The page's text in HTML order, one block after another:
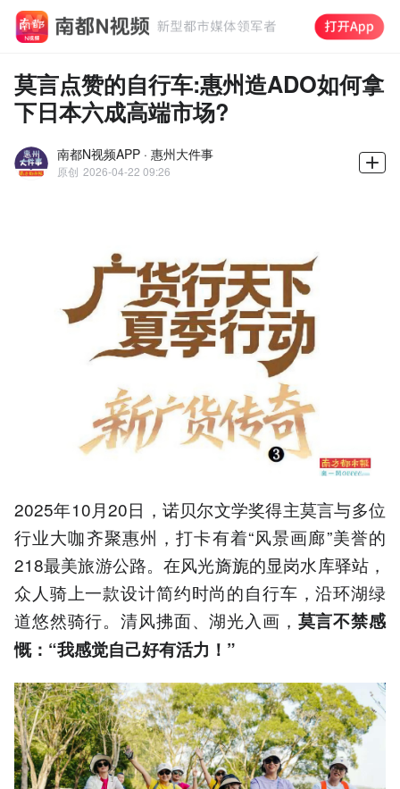
莫言点赞的自行车:惠州造ADO如何拿
下日本六成高端市场?
南都N视频APP · 惠州大件事
原创 2026-04-22 09:26
2025年10月20日，诺贝尔文学奖得主莫言与多位
行业大咖齐聚惠州，打卡有着“风景画廊”美誉的
218最美旅游公路。在风光旖旎的显岗水库驿站，
众人骑上一款设计简约时尚的自行车，沿环湖绿
道悠然骑行。清风拂面、湖光入画， 莫言不禁感
慨： “我感觉自己好有活力 ！ ”